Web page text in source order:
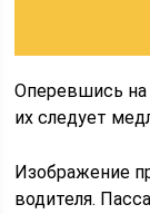
Оперевшись на
их следует
Изображение
водителя.